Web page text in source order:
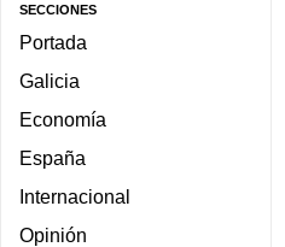
SECCIONES
Portada
Galicia
Economía
España
Internacional
Opinión